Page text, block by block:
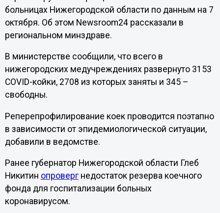
больницах Нижегородской области по данным на 7
октября. Об этом Newsroom24 рассказали в
региональном минздраве.
В министерстве сообщили, что всего в
нижегородских медучреждениях развернуто 3153
COVID-койки, 2708 из которых заняты и 345 –
свободны.
Реперепрофилирование коек проводится поэтапно
в зависимости от эпидемиологической ситуации,
добавили в ведомстве.
Ранее губернатор Нижегородской области Глеб
Никитин опровергнедостаток резерва коечного
фонда для госпитализации больных
коронавирусом.